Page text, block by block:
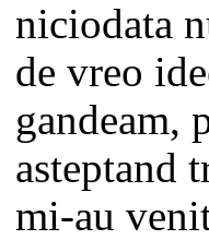
niciodata
de vreo
gandeam,
asteptand
mi-au